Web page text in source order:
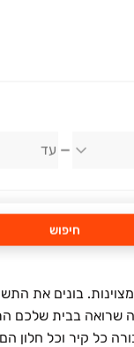
חיפוש
בונים את
שרואה בבית שלכם
כל קיר וכל חלון